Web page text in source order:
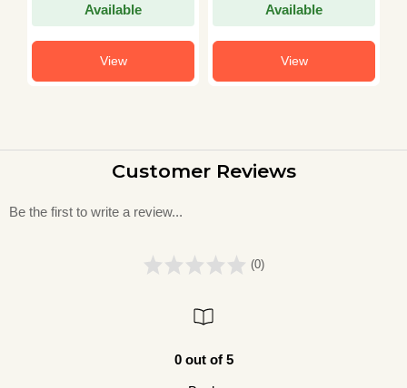
Available
View
Available
View
Customer Reviews
Be the first to write a review...
(0)
0 out of 5